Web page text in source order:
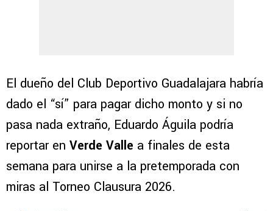
El dueño del Club Deportivo Guadalajara habría
dado el “sí” para pagar dicho monto y si no
pasa nada extraño, Eduardo Águila podría
reportar en Verde Valle a finales de esta
semana para unirse a la pretemporada con
miras al Torneo Clausura 2026.